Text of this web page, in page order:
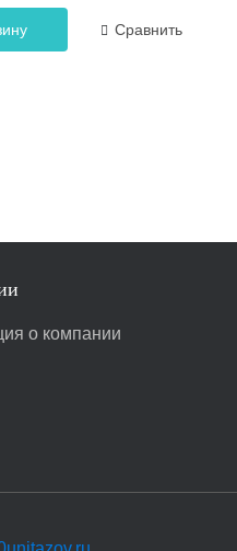
Сравнить
о компании